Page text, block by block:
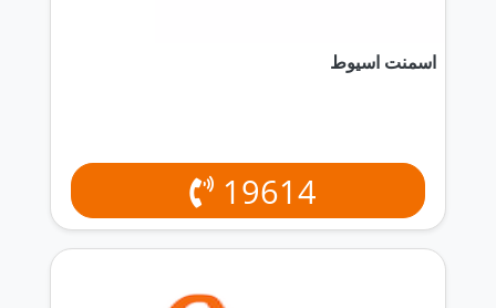
اسمنت اسيوط
19614